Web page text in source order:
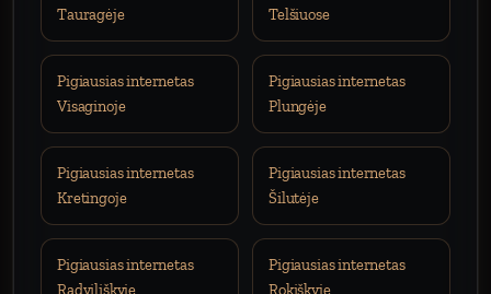
Tauragėje
Telšiuose
Pigiausias internetas
Visaginoje
Pigiausias internetas
Plungėje
Pigiausias internetas
Kretingoje
Pigiausias internetas
Šilutėje
Pigiausias internetas
Radviliškyje
Pigiausias internetas
Rokiškyje